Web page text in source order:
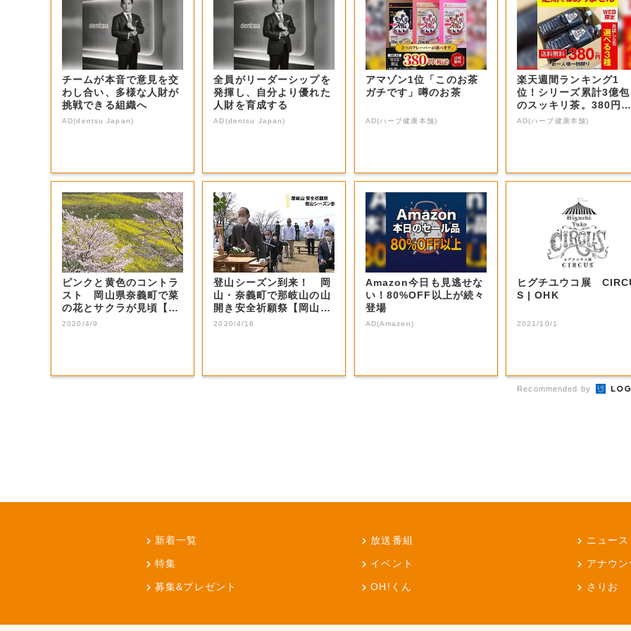
チームが本音で意見を交
わし合い、多様な人財が
挑戦できる組織へ
AD(dentsu Japan)
全員がリーダーシップを
発揮し、自分より優れた
人財を育成する
AD(dentsu Japan)
アマゾン1位「このお茶
ガチです」噂のお茶
AD(ハーブ健康本舗)
楽天週間ランキング1
位！シリーズ累計3億包
のスッキリ茶。380円
お試し
AD(ハーブ健康本舗)
ピンクと黄色のコントラ
スト 岡山県奈義町で菜
の花とサクラが見頃【岡
山・奈義町】
2020/4/9
登山シーズン到来！ 岡
山・奈義町で那岐山の山
開き安全祈願祭【岡山・
奈義町】
2020/4/16
Amazon今日も見逃せな
い！80%OFF以上が続々
登場
AD(Amazon)
ヒグチユウコ展
S | OHK
2021/10/1
Recommended by
新着一覧 放送番組 ニュース
特集 イベント アナウ
募集&プレゼント OH!くん さりお